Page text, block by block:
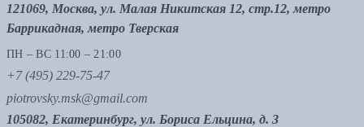
121069, Москва, ул. Малая Никитская 12, стр.12, метро
Баррикадная, метро Тверская
ПН – ВС 11:00 – 21:00
+7 (495) 229-75-47
piotrovsky.msk@gmail.com
105082, Екатеринбург, ул. Бориса Ельцина, д. 3